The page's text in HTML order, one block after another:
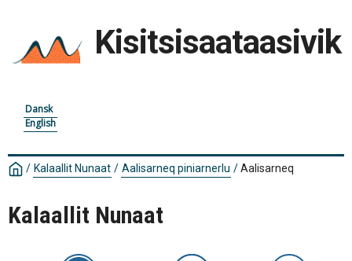
Kisitsisaataasivik
Dansk
English
/ Kalaallit Nunaat / Aalisarneq piniarnerlu /Aalisarneq
Kalaallit Nunaat